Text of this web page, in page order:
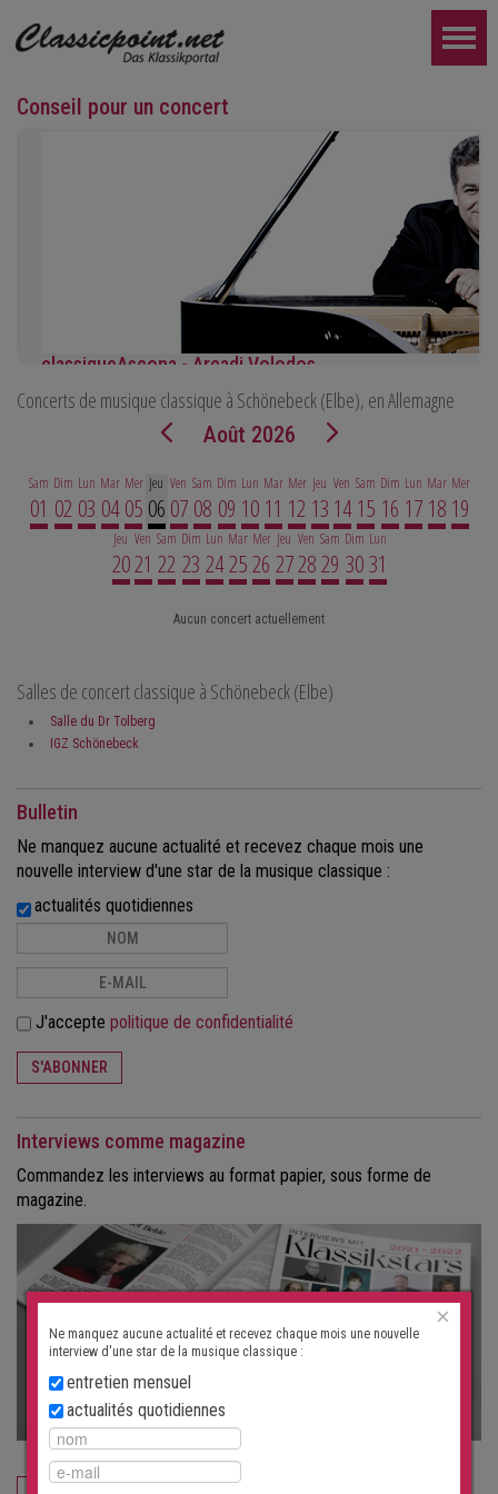
Conseil pour un concert
classiqueAscona - Arcadi Volodos
Récital de piano
le samedi 19 septembre à 19h30 à Ascona
Concerts de musique classique à Schönebeck (Elbe), en Allemagne
Août 2026
Sam
01
Dim
02
Lun
03
Mar
04
Mer
05
Jeu
06
Ven
07
Sam
08
Dim
09
Lun
10
Mar
11
Mer
12
Jeu
13
Ven
14
Sam
15
Dim
16
Lun
17
Mar
18
Mer
19
Jeu
20
Ven
21
Sam
22
Dim
23
Lun
24
Mar
25
Mer
26
Jeu
27
Ven
28
Sam
29
Dim
30
Lun
31
Aucun concert actuellement
Salles de concert classique à Schönebeck (Elbe)
Salle du Dr Tolberg
IGZ Schönebeck
Bulletin
Ne manquez aucune actualité et recevez chaque mois une
nouvelle interview d'une star de la musique classique :
actualités quotidiennes
J'accepte politique de confidentialité
S'ABONNER
Interviews comme magazine
Commandez les interviews au format papier, sous forme de
magazine.
×
Ne manquez aucune actualité et recevez chaque mois une nouvelle
interview d'une star de la musique classique :
entretien mensuel
actualités quotidiennes